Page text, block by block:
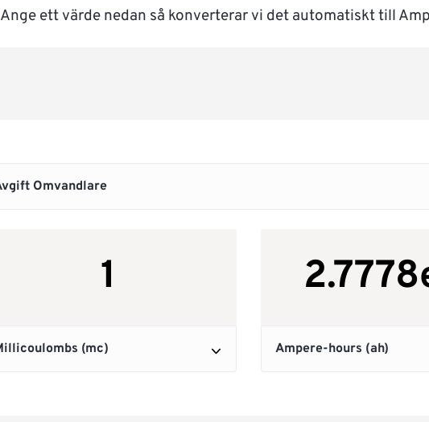
Ange ett värde nedan så konverterar vi det automatiskt till